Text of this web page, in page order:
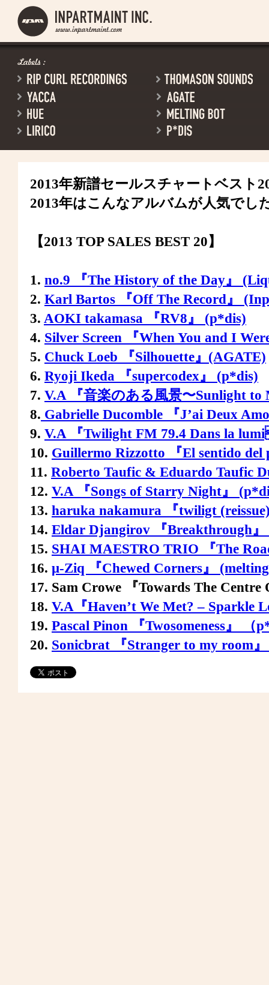
2013年新譜セールスチャートベスト
2013年はこんなアルバムが人気でし
【2013 TOP SALES BEST 20】
1. no.9 『The History of the Day』
2. Karl Bartos 『Off The Record』
3. AOKI takamasa 『RV8』 (p*dis)
4. Silver Screen 『When You and I
5. Chuck Loeb 『Silhouette』(AGATE)
6. Ryoji Ikeda 『supercodex』 (p*dis)
7. V.A 『音楽のある風景〜Sunlight
8. Gabrielle Ducomble 『J’ai Deux
9. V.A 『Twilight FM 79.4 Dans la
10. Guillermo Rizzotto 『El sentido
11. Roberto Taufic & Eduardo Taufic
12. V.A 『Songs of Starry Night』
13. haruka nakamura 『twiligt
14. Eldar Djangirov 『Breakthrough
15. SHAI MAESTRO TRIO 『The
16. μ-Ziq 『Chewed Corners』
17. Sam Crowe 『Towards The
18. V.A『Haven’t We Met? – Sparkle
19. Pascal Pinon 『Twosomeness』
20. Sonicbrat 『Stranger to my room